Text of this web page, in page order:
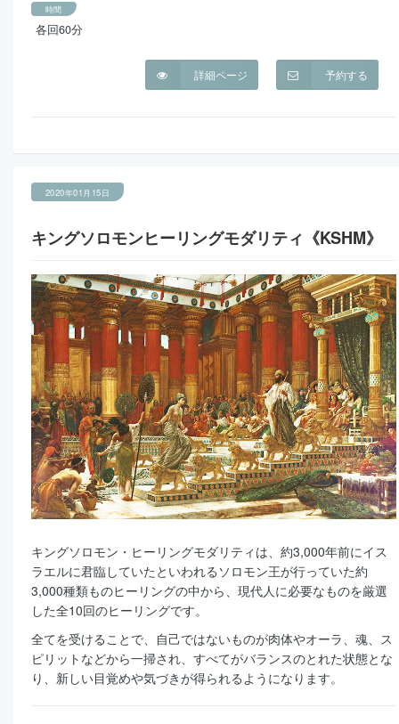
時間
各回60分
予約する
詳細ページ
2020年01月15日
キングソロモンヒーリングモダリティ《KSHM》
キングソロモン・ヒーリングモダリティは、約3,000年前にイス
ラエルに君臨していたといわれるソロモン王が行っていた約
3,000種類ものヒーリングの中から、現代人に必要なものを厳選
した全10回のヒーリングです。
全てを受けることで、自己ではないものが肉体やオーラ、魂、ス
ピリットなどから一掃され、すべてがバランスのとれた状態とな
り、新しい目覚めや気づきが得られるようになります。